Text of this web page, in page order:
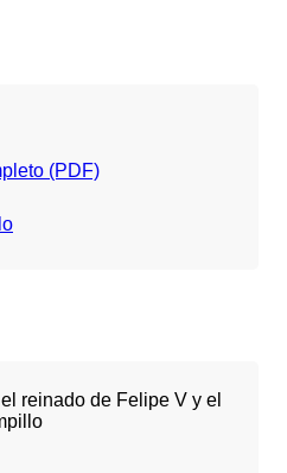
(PDF)
reinado de Felipe V y el